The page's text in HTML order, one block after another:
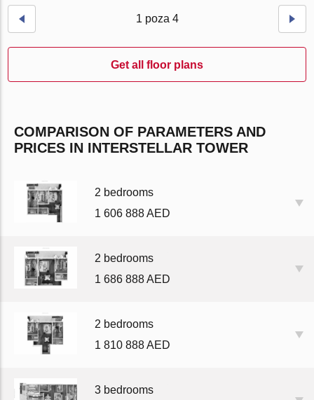
Get all floor plans
1 poza 4
COMPARISON OF PARAMETERS AND
PRICES IN INTERSTELLAR TOWER
2 bedrooms
1 606 888 AED
2 bedrooms
1 686 888 AED
2 bedrooms
1 810 888 AED
3 bedrooms